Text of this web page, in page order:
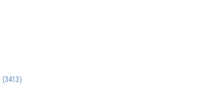
(3413)